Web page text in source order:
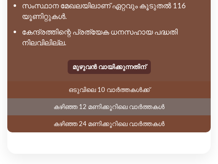
സംസ്ഥാന മേഖലയിലാണ് ഏറ്റവും കൂടുതൽ 116
യൂണിറ്റുകൾ.
കേന്ദ്രത്തിന്റെ പ്രത്യേക ധനസഹായ പദ്ധതി
നിലവിലില്ല.
മുഴുവൻ വായിക്കുന്നതിന്
ഒടുവിലെ 10 വാർത്തകൾക്ക്
കഴിഞ്ഞ 12 മണിക്കൂറിലെ വാർത്തകൾ
കഴിഞ്ഞ 24 മണിക്കൂറിലെ വാർത്തകൾ